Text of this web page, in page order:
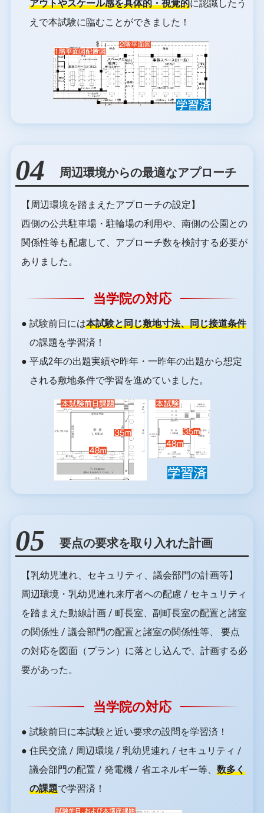
アウトやスケール感を具体的・視覚的に認識したう
えで本試験に臨むことができました！
04 周辺環境からの最適なアプローチ
【周辺環境を踏まえたアプローチの設定】
西側の公共駐車場・駐輪場の利用や、南側の公園との
関係性等も配慮して、アプローチ数を検討する必要が
ありました。
当学院の対応
● 試験前日には本試験と同じ敷地寸法、同じ接道条件
の課題を学習済！
● 平成2年の出題実績や昨年・一昨年の出題から想定
される敷地条件で学習を進めていました。
05 要点の要求を取り入れた計画
【乳幼児連れ、セキュリティ、議会部門の計画等】
周辺環境・乳幼児連れ来庁者への配慮 / セキュリティ
を踏まえた動線計画 / 町⻑室、副町⻑室の配置と諸室
の関係性 / 議会部⾨の配置と諸室の関係性等、 要点
の対応を図面（プラン）に落とし込んで、計画する必
要があった。
当学院の対応
● 試験前日に本試験と近い要求の設問を学習済！
● 住民交流 / 周辺環境 / 乳幼児連れ / セキュリティ /
議会部門の配置 / 発電機 / 省エネルギー等、数多く
の課題で学習済！